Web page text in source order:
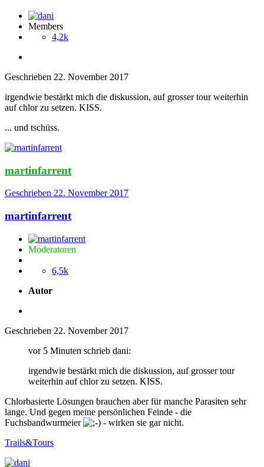
Members
4,2k
Geschrieben 22. November 2017
irgendwie bestärkt mich die diskussion, auf grosser tour weiterhin
auf chlor zu setzen. KISS.
... und tschüss.
martinfarrent
Geschrieben 22. November 2017
martinfarrent
Moderatoren
6,5k
Autor
Geschrieben 22. November 2017
vor 5 Minuten schrieb dani:
irgendwie bestärkt mich die diskussion, auf grosser tour
weiterhin auf chlor zu setzen. KISS.
Chlorbasierte Lösungen brauchen aber für manche Parasiten sehr
lange. Und gegen meine persönlichen Feinde - die
Fuchsbandwurmeier
- wirken sie gar nicht.
Trails&Tours